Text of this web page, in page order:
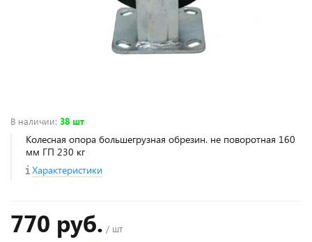
В наличии: 38 шт
Колесная опора большегрузная обрезин. не поворотная 160
мм ГП 230 кг
Характеристики
770 руб. / шт